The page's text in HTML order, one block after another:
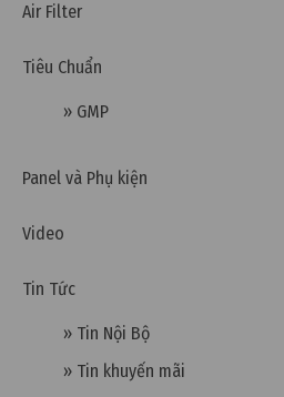
Thứ sáu, 15/05/2026 | 16:14
biết
Air Filter
Tiêu Chuẩn
» GMP
Panel và Phụ kiện
Video
Tin Tức
» Tin Nội Bộ
» Tin khuyến mãi